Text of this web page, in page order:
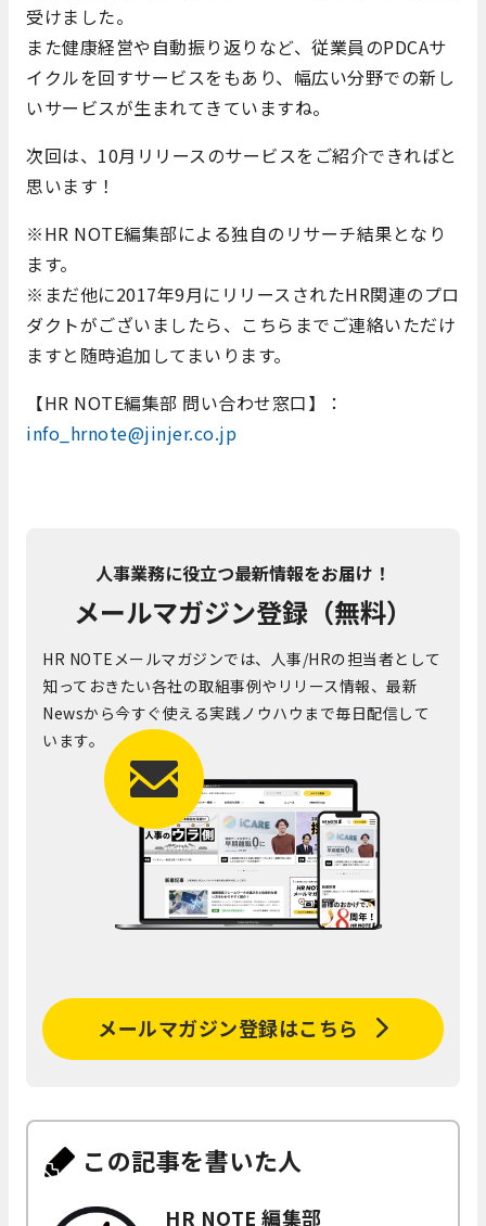
受けました。
また健康経営や自動振り返りなど、従業員のPDCAサ
イクルを回すサービスをもあり、幅広い分野での新し
いサービスが生まれてきていますね。
次回は、10月リリースのサービスをご紹介できればと
思います！
※HR NOTE編集部による独自のリサーチ結果となり
ます。
※まだ他に2017年9月にリリースされたHR関連のプロ
ダクトがございましたら、こちらまでご連絡いただけ
ますと随時追加してまいります。
【HR NOTE編集部 問い合わせ窓口】：
info_hrnote@jinjer.co.jp
人事業務に役立つ最新情報をお届け！
メールマガジン登録（無料）
HR NOTEメールマガジンでは、人事/HRの担当者として
知っておきたい各社の取組事例やリリース情報、最新
Newsから今すぐ使える実践ノウハウまで毎日配信して
います。
メールマガジン登録はこちら
この記事を書いた人
HR NOTE 編集部